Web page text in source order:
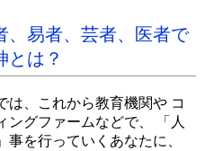
、易者、芸者、医者で
とは？
は、これから教育機関や コ
ングファームなどで、 「人
事を行っていくあなたに、